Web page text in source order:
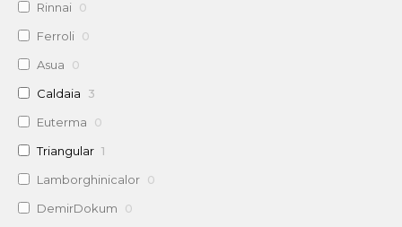
Rinnai 0
Ferroli 0
Asua
0
Caldaia
3
Euterma
0
Triangular 1
Lamborghinicalor 0
DemirDokum
0